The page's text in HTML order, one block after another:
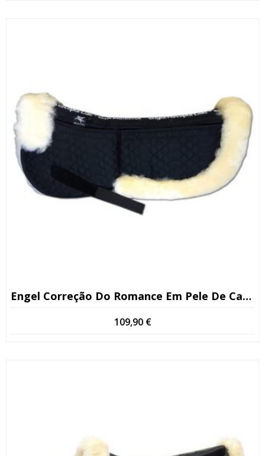
Engel Correção Do Romance Em Pele De Carneiro
109,90 €